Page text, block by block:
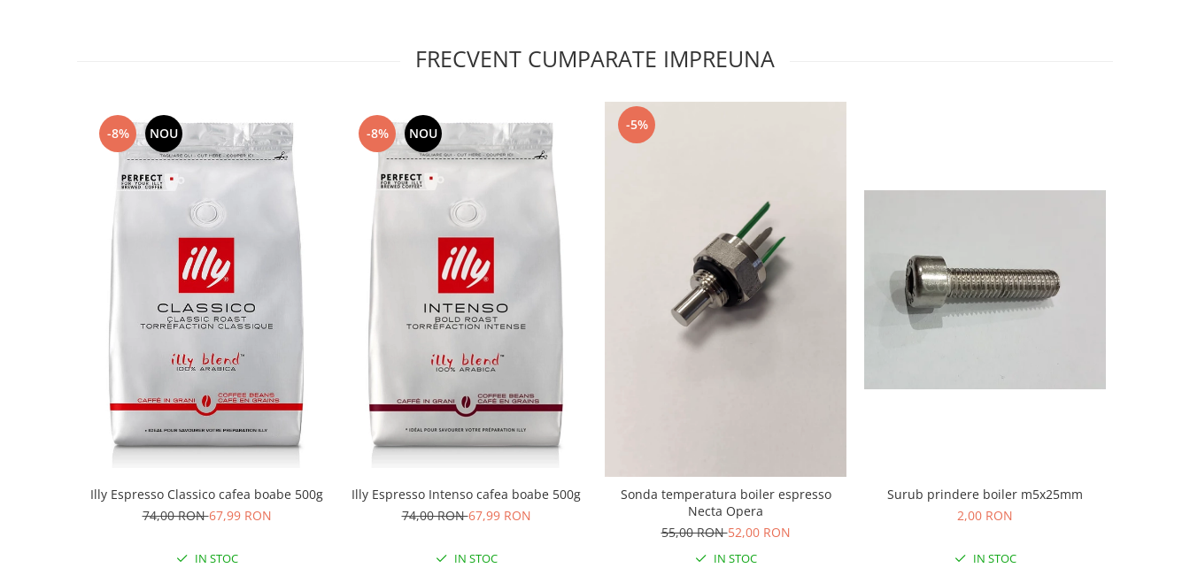
FRECVENT CUMPARATE IMPREUNA
-8% NOU
Illy Espresso Classico cafea boabe 500g
74,00 RON67,99 RON
IN STOC
-8% NOU
Illy Espresso Intenso cafea boabe 500g
74,00 RON67,99 RON
IN STOC
-5%
Sonda temperatura boiler espresso
Necta Opera
55,00 RON52,00 RON
IN STOC
Surub prindere boiler m5x25mm
2,00 RON
IN STOC